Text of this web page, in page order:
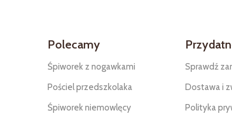
Polecamy
Śpiworek z nogawkami
Pościel przedszkolaka
Śpiworek niemowlęcy
Sprawdź
Dostawa i
Polityka